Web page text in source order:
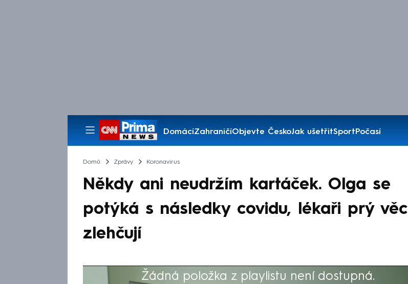
DomácíZahraničíObjevte ČeskoJak ušetřitSportPočasí
Pořady
Domů Zprávy Koronavirus
Někdy ani neudržím kartáček. Olga se
potýká s následky covidu, lékaři prý věc
zlehčují
Žádná položka z playlistu není dostupná.
Výběr redakce